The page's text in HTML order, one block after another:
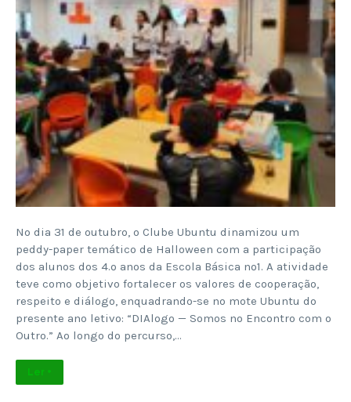
No dia 31 de outubro, o Clube Ubuntu dinamizou um
peddy-paper temático de Halloween com a participação
dos alunos dos 4.º anos da Escola Básica nº1. A atividade
teve como objetivo fortalecer os valores de cooperação,
respeito e diálogo, enquadrando-se no mote Ubuntu do
presente ano letivo: “DIAlogo — Somos no Encontro com o
Outro.” Ao longo do percurso,…
Ler +